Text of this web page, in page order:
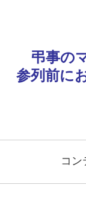
弔事の
参列前に
コン